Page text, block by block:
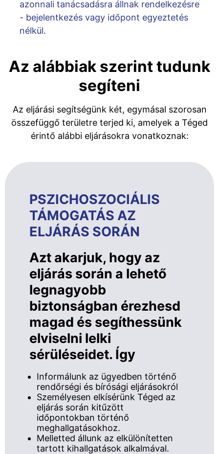
azonnali tanácsadásra állnak rendelkezésre
- bejelentkezés vagy időpont egyeztetés
nélkül.
Az alábbiak szerint tudunk
segíteni
Az eljárási segítségünk két, egymásal szorosan
összefüggő területre terjed ki, amelyek a Téged
érintő alábbi eljárásokra vonatkoznak:
PSZICHOSZOCIÁLIS
TÁMOGATÁS AZ
ELJÁRÁS SORÁN
Azt akarjuk, hogy az
eljárás során a lehető
legnagyobb
biztonságban érezhesd
magad és segíthessünk
elviselni lelki
sérüléseidet. Így
Informálunk az ügyedben történő
rendőrségi és bírósági eljárásokról
Személyesen elkísérünk Téged az
eljárás során kitűzött
időpontokban történő
meghallgatásokhoz.
Melletted állunk az elkülönítetten
tartott kihallgatások alkalmával.